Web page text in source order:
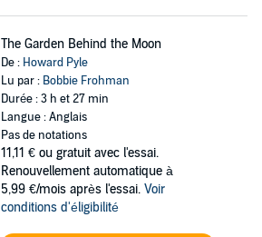
The Garden Behind the Moon
De : Howard Pyle
Lu par : Bobbie Frohman
Durée : 3 h et 27 min
Langue : Anglais
Pas de notations
11,11 € ou gratuit avec l'essai.
Renouvellement automatique à
5,99 €/mois après l'essai. Voir
conditions d'éligibilité